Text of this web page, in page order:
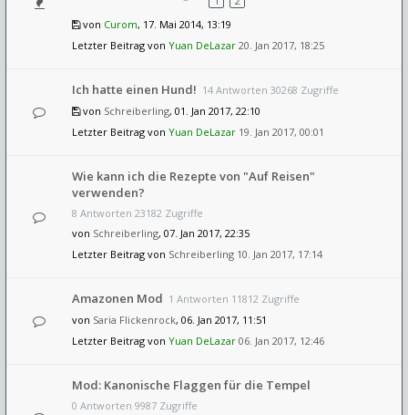
von Curom, 17. Mai 2014, 13:19
Letzter Beitrag von Yuan DeLazar 20. Jan 2017, 18:25
Ich hatte einen Hund! 14 Antworten 30268 Zugriffe
von Schreiberling, 01. Jan 2017, 22:10
Letzter Beitrag von Yuan DeLazar 19. Jan 2017, 00:01
Wie kann ich die Rezepte von "Auf Reisen"
verwenden?
8 Antworten 23182 Zugriffe
von Schreiberling, 07. Jan 2017, 22:35
Letzter Beitrag von Schreiberling 10. Jan 2017, 17:14
Amazonen Mod 1 Antworten 11812 Zugriffe
von Saria Flickenrock, 06. Jan 2017, 11:51
Letzter Beitrag von Yuan DeLazar 06. Jan 2017, 12:46
Mod: Kanonische Flaggen für die Tempel
0 Antworten 9987 Zugriffe